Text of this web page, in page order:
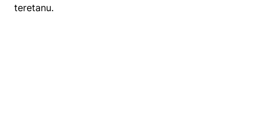
teretanu.